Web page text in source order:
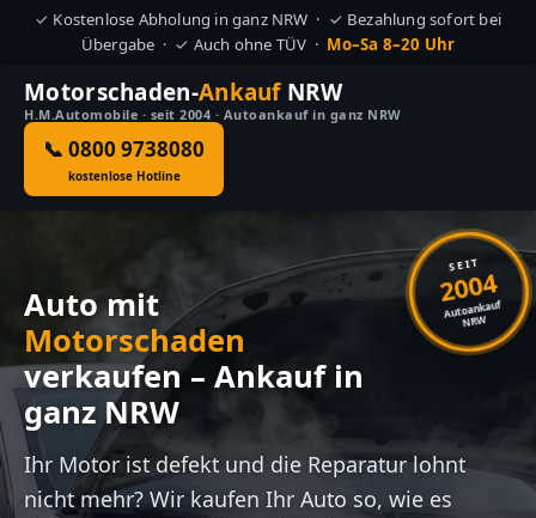
✓ Kostenlose Abholung in ganz NRW · ✓ Bezahlung sofort bei
Übergabe · ✓ Auch ohne TÜV · Mo–Sa 8–20 Uhr
Motorschaden-AnkaufNRW
H.M.Automobile · seit 2004 · Autoankauf in ganz NRW
📞 0800 9738080
kostenlose Hotline
SEIT
2004
Autoankauf
NRW
Auto mit
Motorschaden
verkaufen – Ankauf in
ganz NRW
Ihr Motor ist defekt und die Reparatur lohnt
nicht mehr? Wir kaufen Ihr Auto so, wie es